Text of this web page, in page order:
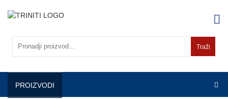
Traži
PROIZVODI